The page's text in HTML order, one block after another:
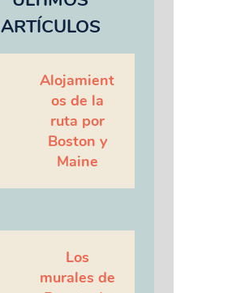
ARTÍCULOS
Alojamient
os de la
ruta por
Boston y
Maine
Los
murales de